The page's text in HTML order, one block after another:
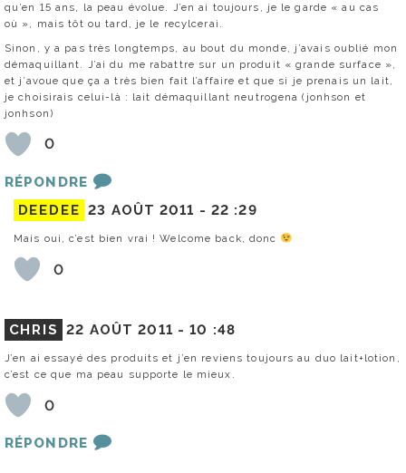
qu’en 15 ans, la peau évolue. J’en ai toujours, je le garde « au cas
où », mais tôt ou tard, je le recylcerai.
Sinon, y a pas très longtemps, au bout du monde, j’avais oublié mon
démaquillant. J’ai du me rabattre sur un produit « grande surface »,
et j’avoue que ça a très bien fait l’affaire et que si je prenais un lait,
je choisirais celui-là : lait démaquillant neutrogena (jonhson et
jonhson)
0
RÉPONDRE
DEEDEE 23 AOÛT 2011 - 22 :29
Mais oui, c’est bien vrai ! Welcome back, donc
0
CHRIS 22 AOÛT 2011 -10 :48
J’en ai essayé des produits et j’en reviens toujours au duo lait+lotion,
c’est ce que ma peau supporte le mieux.
0
RÉPONDRE